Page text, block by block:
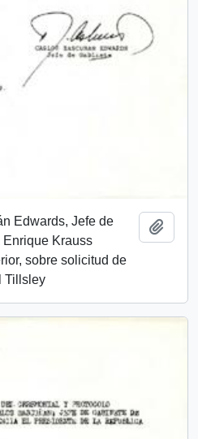
Edwards, Jefe de
Krauss
sobre solicitud de
Tillsley